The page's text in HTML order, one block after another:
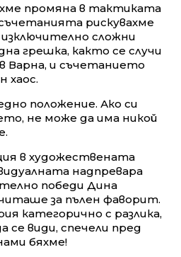
промяна в тактиката
рискувахме
сложни
грешка, както се случи
Варна, и съчетанието
хаос.
положение. Ако си
не може да има никой
в художествената
надпревара
победи Дина
за пълен фаворит.
категорично с разлика,
се види, спечели пред
бяхме!